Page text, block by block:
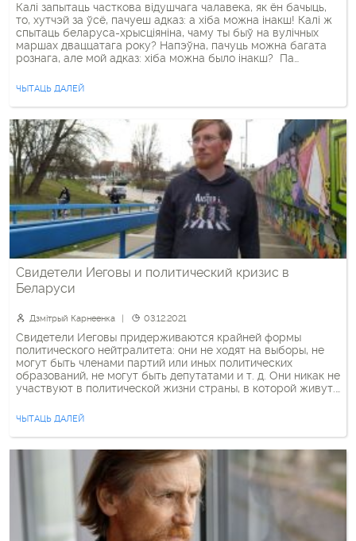
Калі запытаць часткова відушчага чалавека, як ён бачыць,
то, хутчэй за ўсё, пачуеш адказ: а хіба можна інакш! Калі ж
спытаць беларуса-хрысціяніна, чаму ты быў на вулічных
маршах дваццатага року? Напэўна, пачуць можна багата
рознага, але мой адказ: хіба можна было інакш? Па
навошта? І тут спатрэбяцца […]
ЧЫТАЦЬ ДАЛЕЙ
Свидетели Иеговы и политический кризис в
Беларуси
Дзмітрый Карнеенка 03.12.2021
Свидетели Иеговы придерживаются крайней формы
политического нейтралитета: они не ходят на выборы, не
могут быть членами партий или иных политических
образований, не могут быть депутатами и т. д. Они никак не
участвуют в политической жизни страны, в которой живут.
относятся к официальным символам (гербу, флагу, гимну), в
действительности, […]
ЧЫТАЦЬ ДАЛЕЙ